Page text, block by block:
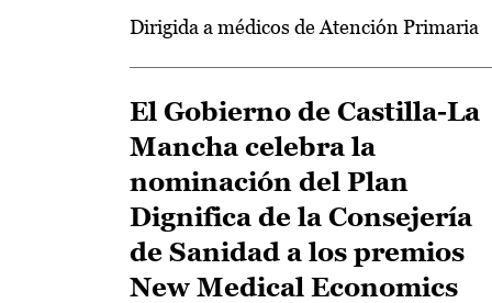
Dirigida a médicos de Atención Primaria
El Gobierno de Castilla-La
Mancha celebra la
nominación del Plan
Dignifica de la Consejería
de Sanidad a los premios
New Medical Economics